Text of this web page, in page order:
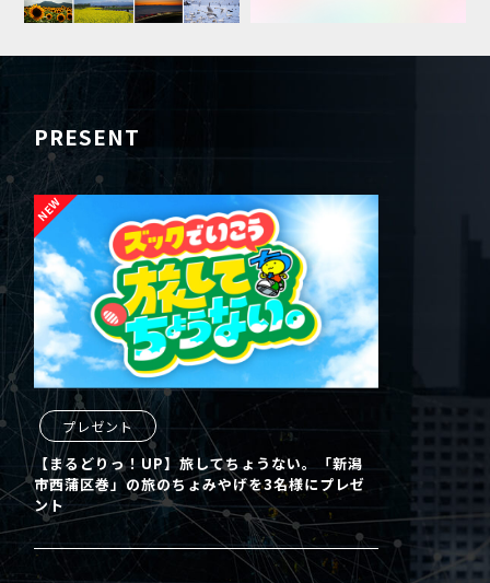
PRESENT
プレゼント
【まるどりっ！UP】旅してちょうない。「新潟
市西蒲区巻」の旅のちょみやげを3名様にプレゼ
ント